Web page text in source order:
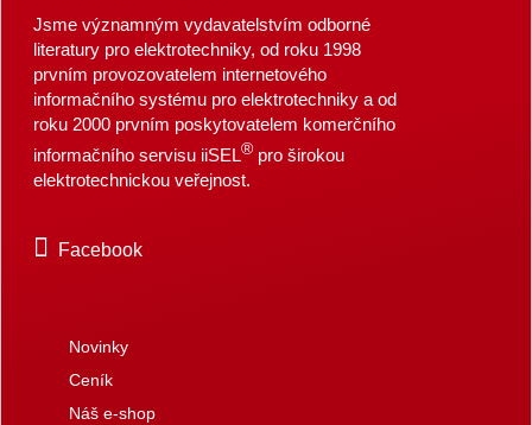
Jsme významným vydavatelstvím odborné
literatury pro elektrotechniky, od roku 1998
prvním provozovatelem internetového
informačního systému pro elektrotechniky a od
roku 2000 prvním poskytovatelem komerčního
informačního servisu iiSEL®pro širokou
elektrotechnickou veřejnost.
Facebook
Novinky
Ceník
Náš e-shop